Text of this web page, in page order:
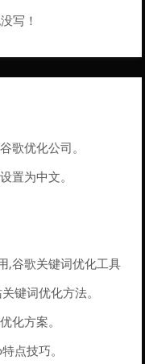
写！
歌优化公司。
置为中文。
,谷歌关键词优化工具
键词优化方法。
化方案。
点技巧。